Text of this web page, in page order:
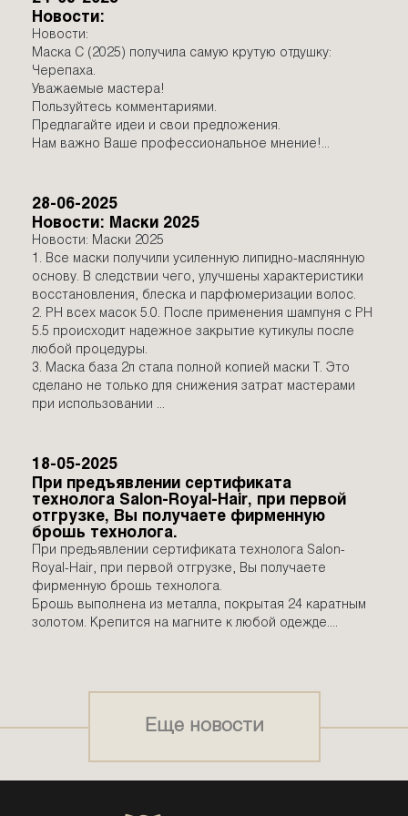
взаимодействие и оптимальная
эффективность. При использовании
всей линии средств по уходу за
волосамиSalon Royal Hair
результат гарантирован. Благодаря
кератину и коллагену, входящим в
Salon Royal Hair
здоровыми, гладкими и послушными, что
облегчает создание стрижек и
креативных укладок. Косметика
Salon Royal Hairподходит для всех
типов волос, в том числе для
окрашенных, надолго сохраняет их цвет
и блеск. Salon Royal Hairэто не только
салонная косметика, но и средства для
пролонгировать результат. Поэтому
экспертыSalon Royal Hairстремятся
донести информацию о грамотном
проведении процедур и правильном
применении продуктов не только до
специалистов, но и до всех желающих
иметь здоровые и красивые волосы.
Нью-Йорк: «Залог успешного бизнеса
сотрудничество с проверенными
Новости:
Новости:
Маска С (2025) получила самую крутую отдушку:
Черепаха.
Уважаемые мастера!
Пользуйтесь комментариями.
Предлагайте идеи и свои предложения.
Нам важно Ваше профессиональное мнение!...
28-06-2025
Новости: Маски 2025
Новости: Маски 2025
1. Все маски получили усиленную липидно-маслянную
основу. В следствии чего, улучшены характеристики
восстановления, блеска и парфюмеризации волос.
2. PH всех масок 5.0. После применения шампуня с PH
5.5 происходит надежное закрытие кутикулы после
любой процедуры.
3. Маска база 2л стала полной копией маски Т. Это
сделано не только для снижения затрат мастерами
при использовании ...
18-05-2025
При предъявлении сертификата
технолога Salon-Royal-Hair, при первой
отгрузке, Вы получаете фирменную
брошь технолога.
При предъявлении сертификата технолога Salon-
Royal-Hair, при первой отгрузке, Вы получаете
фирменную брошь технолога.
Брошь выполнена из металла, покрытая 24 каратным
золотом. Крепится на магните к любой одежде....
Еще новости